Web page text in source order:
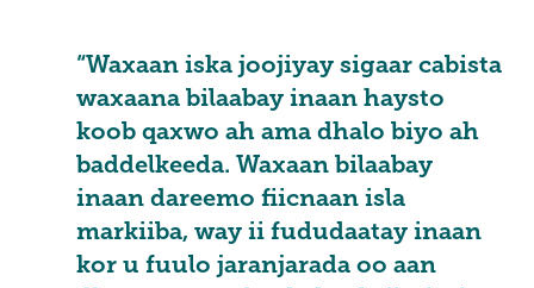
“Waxaan iska joojiyay sigaar cabista
waxaana bilaabay inaan haysto
koob qaxwo ah ama dhalo biyo ah
baddelkeeda. Waxaan bilaabay
inaan dareemo fiicnaan isla
markiiba, way ii fududaatay inaan
kor u fuulo jaranjarada oo aan